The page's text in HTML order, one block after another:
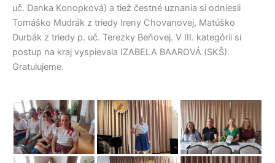
uč. Danka Konopková) a tiež čestné uznania si odniesli
Tomáško Mudrák z triedy Ireny Chovanovej, Matúško
Durbák z triedy p. uč. Terezky Beňovej. V III. kategórii si
postup na kraj vyspievala IZABELA BAAROVÁ (SKŠ).
Gratulujeme.